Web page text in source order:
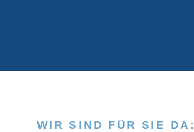
WIR SIND FÜR SIE DA: